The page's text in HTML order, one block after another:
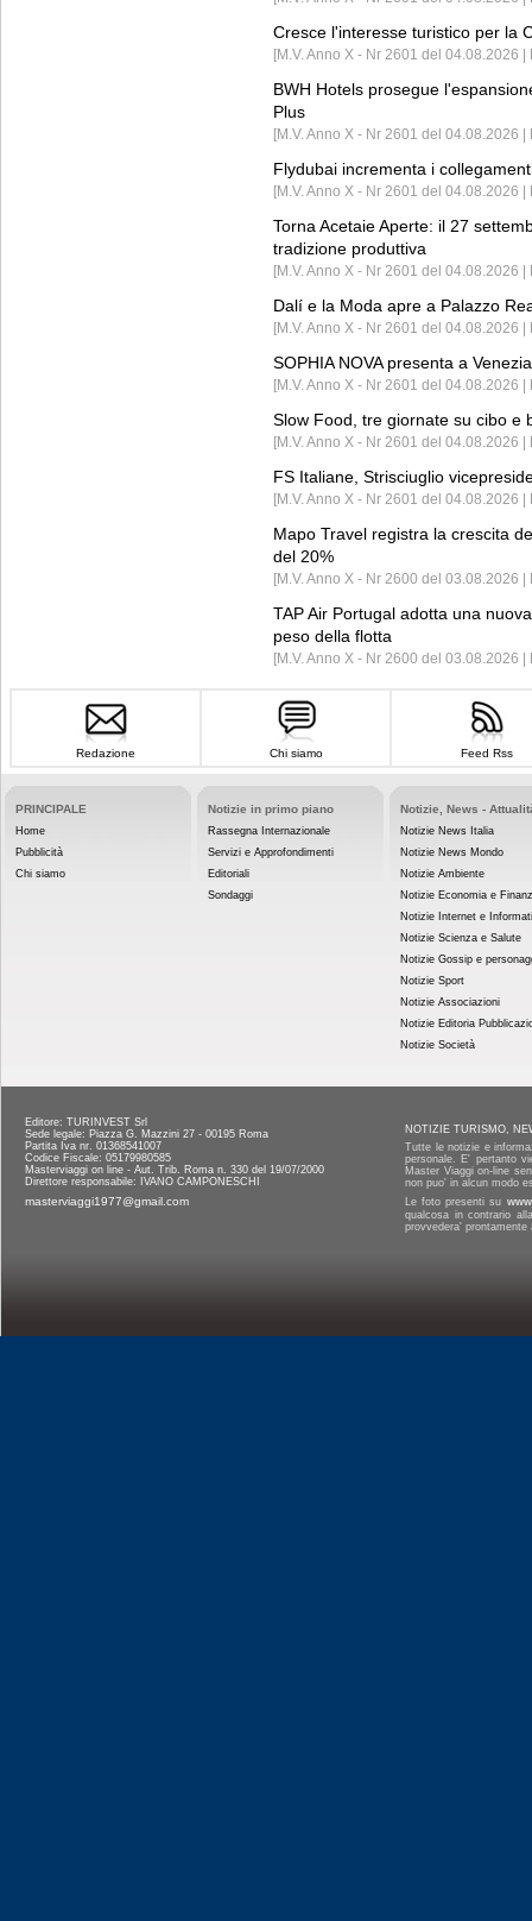
Cresce l'interesse turistico per la
[M.V. Anno X - Nr 2601 del 04.08.2026 |
BWH Hotels prosegue
Plus
[M.V. Anno X - Nr 2601 del 04.08.2026 |
Flydubai incrementa i
[M.V. Anno X - Nr 2601 del 04.08.2026 |
Torna Acetaie Aperte: il 27
tradizione produttiva
[M.V. Anno X - Nr 2601 del 04.08.2026 |
Dalí e la Moda apre a Palazzo
[M.V. Anno X - Nr 2601 del 04.08.2026 |
SOPHIA NOVA presenta a
[M.V. Anno X - Nr 2601 del 04.08.2026
Slow Food, tre giornate su cibo e
[M.V. Anno X - Nr 2601 del 04.08.2026 |
FS Italiane, Strisciuglio
[M.V. Anno X - Nr 2601 del 04.08.2026 |
Mapo Travel registra la crescita
del 20%
[M.V. Anno X - Nr 2600 del 03.08.2026 |
TAP Air Portugal adotta una
peso della flotta
[M.V. Anno X - Nr 2600 del 03.08.2026
Redazione Chi siamo Feed Rss
PRINCIPALE
Home
Pubblicità
Chi siamo
Notizie in primo piano
Rassegna Internazionale
Servizi e Approfondimenti
Editoriali
Sondaggi
Notizie, News -
Notizie News Italia
Notizie News Mondo
Notizie Ambiente
Notizie Economia e
Notizie Internet e
Notizie Scienza e Salute
Notizie Gossip e
Notizie Sport
Notizie Associazioni
Notizie Editoria
Notizie Società
Editore: TURINVEST Srl
Sede legale: Piazza G. Mazzini 27 - 00195 Roma
Partita Iva nr. 01368541007
Codice Fiscale: 05179980585
Masterviaggi on line - Aut. Trib. Roma n. 330 del 19/07/2000
Direttore responsabile: IVANO CAMPONESCHI
masterviaggi1977@gmail.com
NOTIZIE TURISMO,
Tutte le notizie e
personale. E' pertanto
Master Viaggi on-line
non puo' in alcun modo
Le foto presenti su
qualcosa in contrario
provvedera'